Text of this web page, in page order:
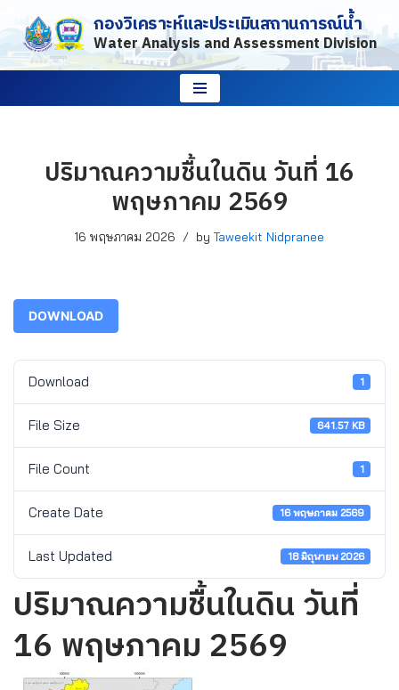
Skip
to
กองวิเคราะห์และประเมินสถานการณ์น้ำ
Water Analysis and Assessment Division
ปริมาณความชื้นในดิน วันที่ 16
พฤษภาคม 2569
16 พฤษภาคม 2026 by Taweekit Nidpranee
DOWNLOAD
Download 1
File Size 641.57 KB
File Count 1
Create Date 16 พฤษภาคม 2569
Last Updated 18 มิถุนายน 2026
ปริมาณความชื้นในดิน วันที่
16 พฤษภาคม 2569